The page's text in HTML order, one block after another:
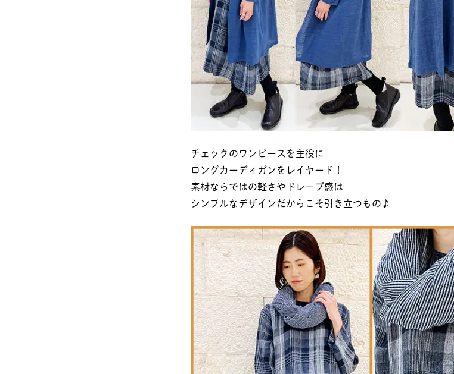
チェックのワンピースを主役に
ロングカーディガンをレイヤード！
素材ならではの軽さやドレープ感は
シンプルなデザインだからこそ引き立つもの♪